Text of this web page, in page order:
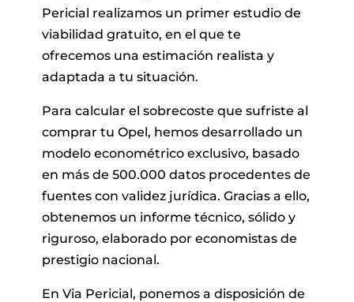
Pericial realizamos un primer estudio de
viabilidad gratuito, en el que te
ofrecemos una estimación realista y
adaptada a tu situación.
Para calcular el sobrecoste que sufriste al
comprar tu Opel, hemos desarrollado un
modelo econométrico exclusivo, basado
en más de 500.000 datos procedentes de
fuentes con validez jurídica. Gracias a ello,
obtenemos un informe técnico, sólido y
riguroso, elaborado por economistas de
prestigio nacional.
En Via Pericial, ponemos a disposición de